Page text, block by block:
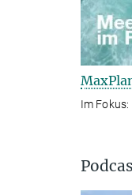
Im Fokus: